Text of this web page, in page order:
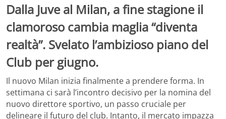
Dalla Juve al Milan, a fine stagione il
clamoroso cambia maglia “diventa
realtà”. Svelato l’ambizioso piano del
Club per giugno.
Il nuovo Milan inizia finalmente a prendere forma. In
settimana ci sarà l’incontro decisivo per la nomina del
nuovo direttore sportivo, un passo cruciale per
delineare il futuro del club. Intanto, il mercato impazza